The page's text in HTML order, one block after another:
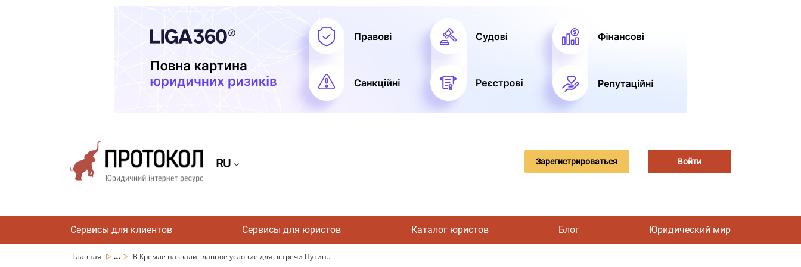
RU Зарегистрироваться Войти
Сервисы для клиентов Сервисы для юристов Каталог юристов Блог Юридический мир
Главная ... В Кремле назвали главное условие для встречи Путин...